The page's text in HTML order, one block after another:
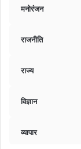
मनोरंजन
राजनीति
राज्य
विज्ञान
व्यापार